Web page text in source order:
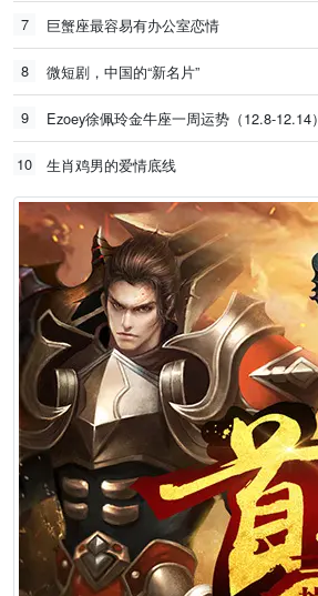
7 巨蟹座最容易有办公室恋情
8 微短剧，中国的“新名片”
9 Ezoey徐佩玲金牛座一周运势（12.8-12.14）
10 生肖鸡男的爱情底线